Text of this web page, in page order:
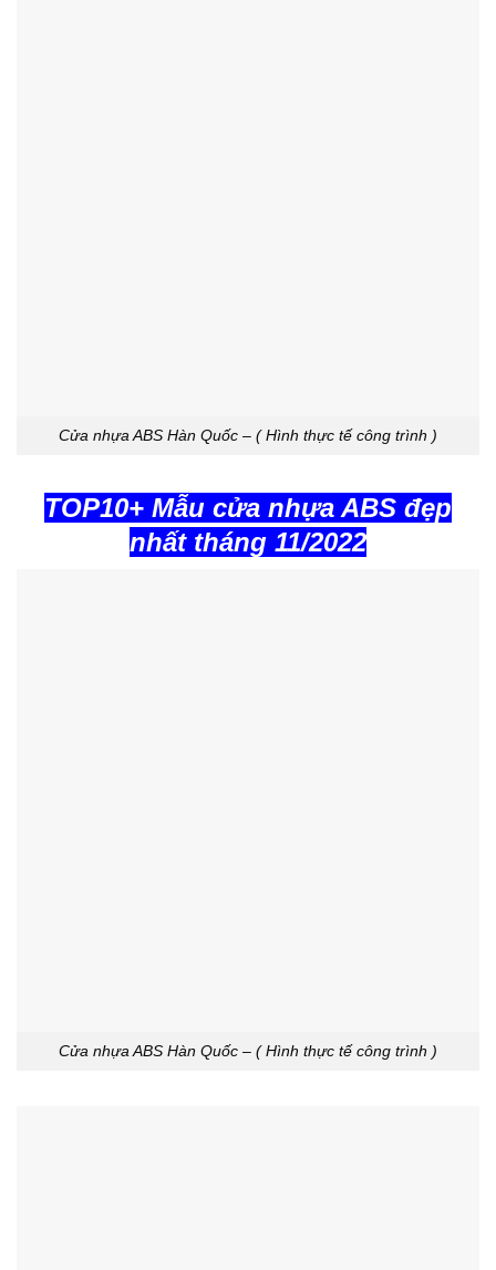
Cửa nhựa ABS Hàn Quốc – ( Hình thực tế công trình )
TOP10+ Mẫu cửa nhựa ABS đẹp
nhất tháng 11/2022
Cửa nhựa ABS Hàn Quốc – ( Hình thực tế công trình )